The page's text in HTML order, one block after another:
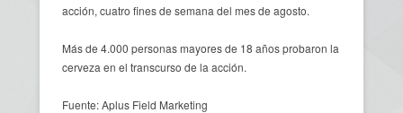
acción, cuatro fines de semana del mes de agosto.
Más de 4.000 personas mayores de 18 años probaron la
cerveza en el transcurso de la acción.
Fuente: Aplus Field Marketing